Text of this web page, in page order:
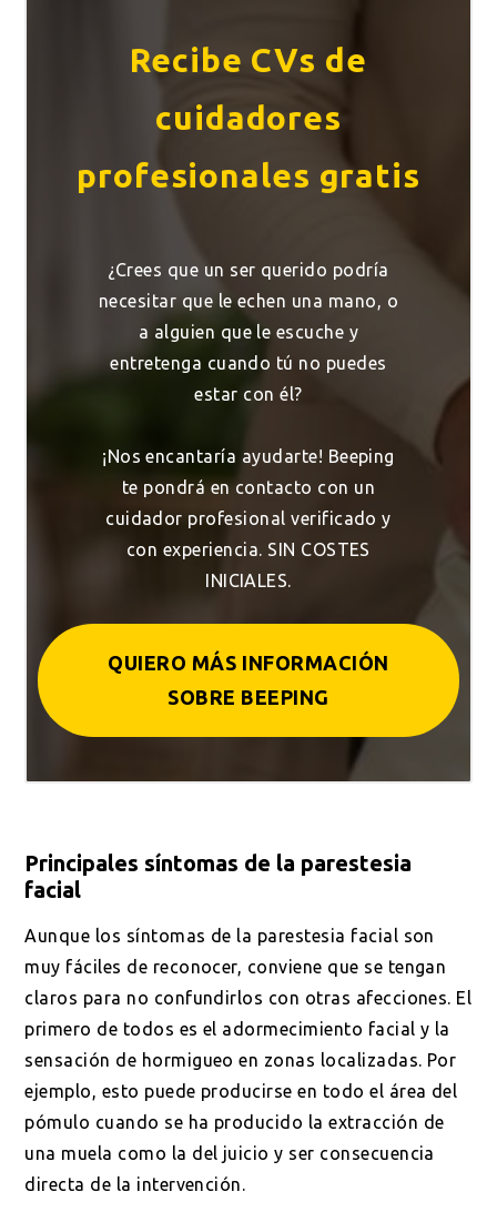
Recibe CVs de
cuidadores
profesionales gratis
¿Crees que un ser querido podría
necesitar que le echen una mano, o
a alguien que le escuche y
entretenga cuando tú no puedes
estar con él?
¡Nos encantaría ayudarte! Beeping
te pondrá en contacto con un
cuidador profesional verificado y
con experiencia. SIN COSTES
INICIALES.
QUIERO MÁS INFORMACIÓN
SOBRE BEEPING
Principales síntomas de la parestesia
facial
Aunque los síntomas de la parestesia facial son
muy fáciles de reconocer, conviene que se tengan
claros para no confundirlos con otras afecciones. El
primero de todos es el adormecimiento facial y la
sensación de hormigueo en zonas localizadas. Por
ejemplo, esto puede producirse en todo el área del
pómulo cuando se ha producido la extracción de
una muela como la del juicio y ser consecuencia
directa de la intervención.